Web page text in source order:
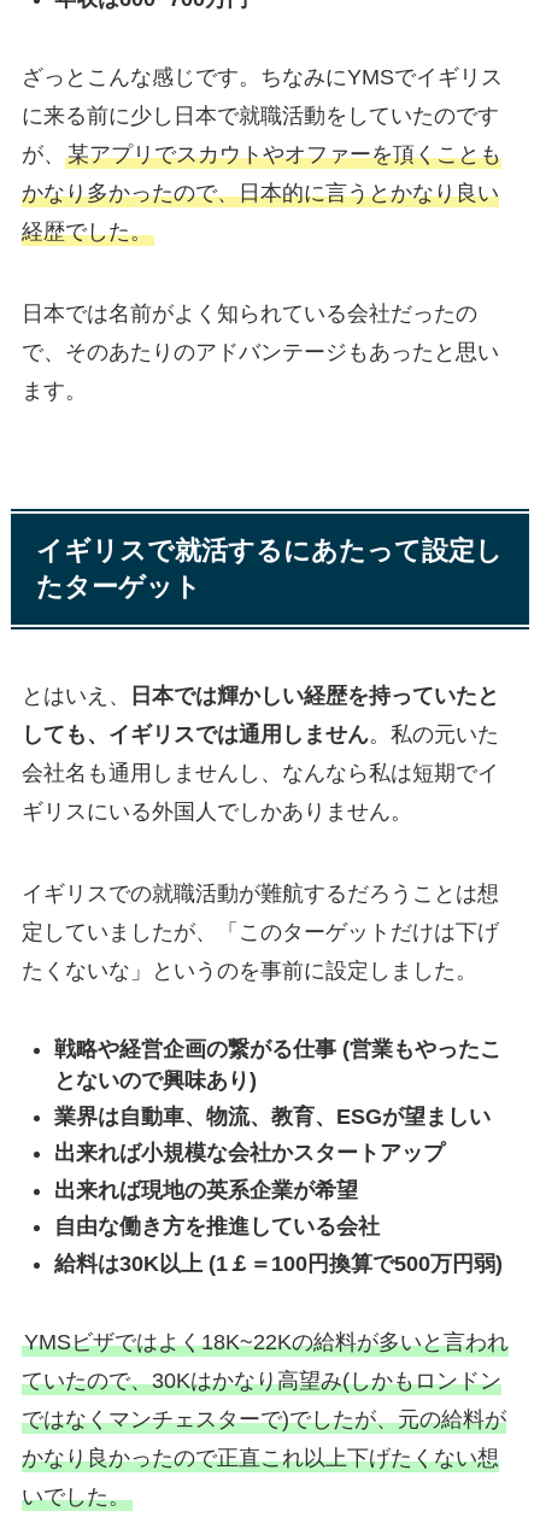
ざっとこんな感じです。ちなみにYMSでイギリス
に来る前に少し日本で就職活動をしていたのです
が、 某アプリでスカウトやオファーを頂くことも
かなり多かったので、日本的に言うとかなり良い
経歴でした。
日本では名前がよく知られている会社だったの
で、そのあたりのアドバンテージもあったと思い
ます。
イギリスで就活するにあたって設定し
たターゲット
とはいえ、
日本では輝かしい経歴を持っていたと
しても、イギリスでは通用しません。私の元いた
会社名も通用しませんし、なんなら私は短期でイ
ギリスにいる外国人でしかありません。
イギリスでの就職活動が難航するだろうことは想
定していましたが、「このターゲットだけは下げ
たくないな」というのを事前に設定しました。
戦略や経営企画の繋がる仕事 (営業もやったこ
とないので興味あり)
業界は自動車、物流、教育、ESGが望ましい
出来れば小規模な会社かスタートアップ
出来れば現地の英系企業が希望
自由な働き方を推進している会社
給料は30K以上 (1￡＝100円換算で500万円弱)
YMSビザではよく18K~22Kの給料が多いと言われ
ていたので、30Kはかなり高望み(しかもロンドン
ではなくマンチェスターで)でしたが、元の給料が
かなり良かったので正直これ以上下げたくない想
いでした。